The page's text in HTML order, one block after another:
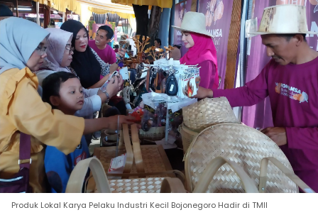
Produk Lokal Karya Pelaku Industri Kecil Bojonegoro Hadir di TMII